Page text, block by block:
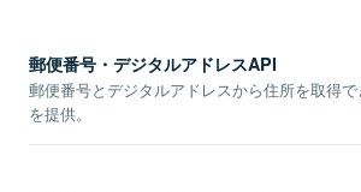
郵便番号・デジタルアドレスAPI
郵便番号とデジタルアドレスから住所を取得
を提供。